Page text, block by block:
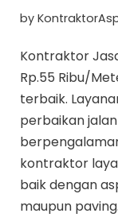
by
Kontraktor
Rp.55 Ribu/
terbaik.
perbaikan
kontraktor
baik dengan
maupun